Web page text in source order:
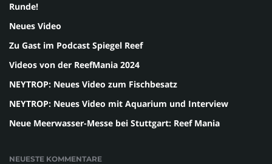
Runde!
Neues Video
Zu Gast im Podcast Spiegel Reef
Videos von der ReefMania 2024
NEYTROP: Neues Video zum Fischbesatz
NEYTROP: Neues Video mit Aquarium und Interview
Neue Meerwasser-Messe bei Stuttgart: Reef Mania
NEUESTE KOMMENTARE